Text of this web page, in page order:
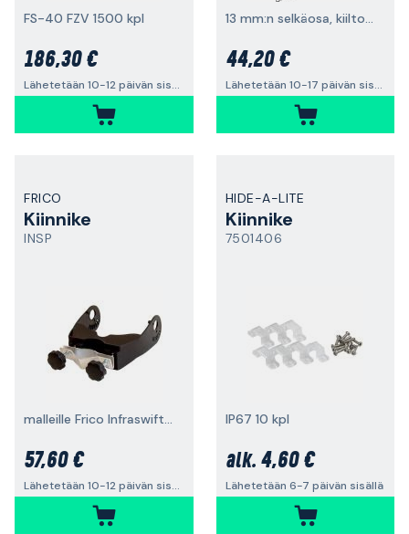
FS-40 FZV 1500 kpl
186,30 €
Lähetetään 10-12 päivän sisällä
13 mm:n selkäosa, kiiltosinkitty
44,20 €
Lähetetään 10-17 päivän sisällä
FRICO
Kiinnike
INSP
malleille Frico Infraswift 8/12
57,60 €
Lähetetään 10-12 päivän sisällä
HIDE-A-LITE
Kiinnike
7501406
IP67 10 kpl
alk. 4,60 €
Lähetetään 6-7 päivän sisällä